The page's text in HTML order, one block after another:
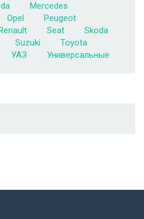
Mercedes
Opel
Peugeot
Seat
Skoda
Suzuki
Toyota
УАЗ Универсальные